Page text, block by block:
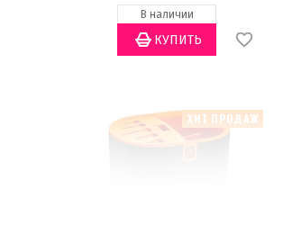
В наличии
ХИТ ПРОДАЖ